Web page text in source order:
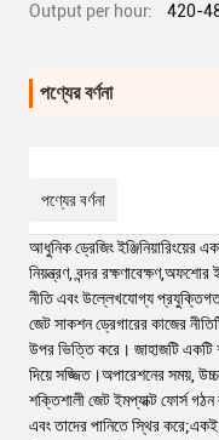
Output per hour: 420-
পণ্যের বর্ণনা
পণ্যের বর্ণনা
আধুনিক ড্রেজিং ইঞ্জিনিয়ারিংয়ের
নিয়ন্ত্রণ, বন্দর
নীতি এবং উল্লেখযোগ্য প্রযুক্তিগত
জেট সাকশন ড্রেগারের কাজের
উপর ভিত্তি করে। জাহাজটি একটি
দিয়ে সজ্জিত।অপারেশনের সময়,
শক্তিশালী জেট ইমপ্যাক্ট ফোর্স গঠন
এবং তাদের পানিতে স্থির